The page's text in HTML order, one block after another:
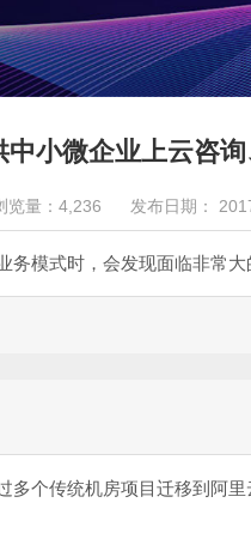
中小微企业上云咨
览量：4,236 发布日期：
模式时，会发现面临非常大
个传统机房项目迁移到阿里